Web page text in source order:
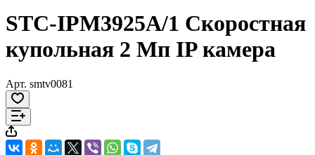
STC-IPM3925A/1 Скоростная
купольная 2 Мп IP камера
Арт. smtv0081